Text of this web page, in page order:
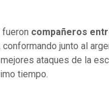
fueron compañeros
conformando junto al
ataques de la
tiempo.